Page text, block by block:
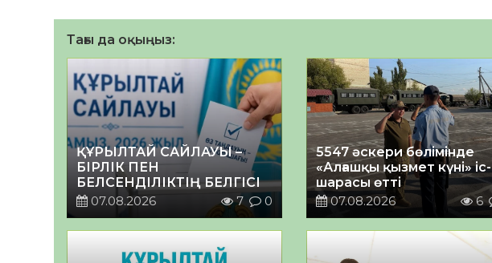
Тағы да оқыңыз:
ҚҰРЫЛТАЙ САЙЛАУЫ –
БІРЛІК ПЕН
БЕЛСЕНДІЛІКТІҢ БЕЛГІСІ
07.08.2026
7 0
5547 әскери бөлімінде
«Алғашқы қызмет күні» іс-
шарасы өтті
07.08.2026
6